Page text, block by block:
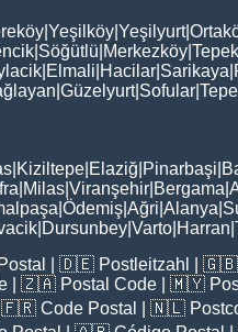
Yeşilköy Yeşilyurt|
Söğütlü Merkezköy
Elmali Hacilar Sarikaya
Güzelyurt| Sofular
Kiziltepe Elaziğ Pinarbaşi
Milas Viranşehir Bergama
Ödemiş Ağri Alanya
Dursunbey Varto Harran
| 🇩🇪 Postleitzahl | 🇬🇧
| 🇿🇦 Postal Code | 🇲🇾
🇫🇷 Code Postal | 🇳🇱